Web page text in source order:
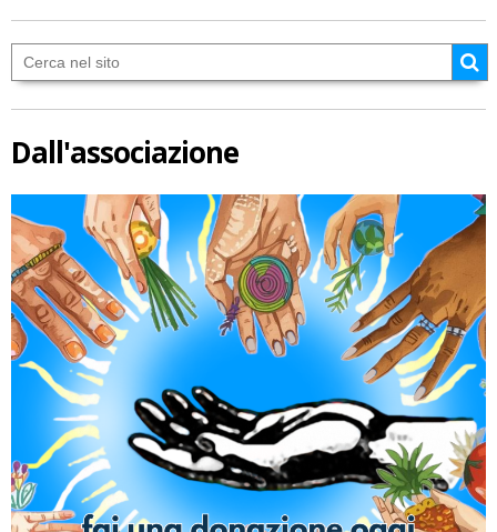
Dall'associazione